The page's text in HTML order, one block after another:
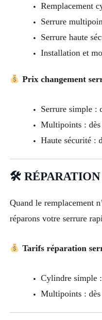
Remplacement
Serrure
Serrure haute
Installation et
Prix changement
Serrure simple :
Multipoints :
Haute sécurité :
🛠 RÉPARATION
Quand le remplacement
réparons votre serrure
Tarifs réparation
Cylindre simple
Multipoints :